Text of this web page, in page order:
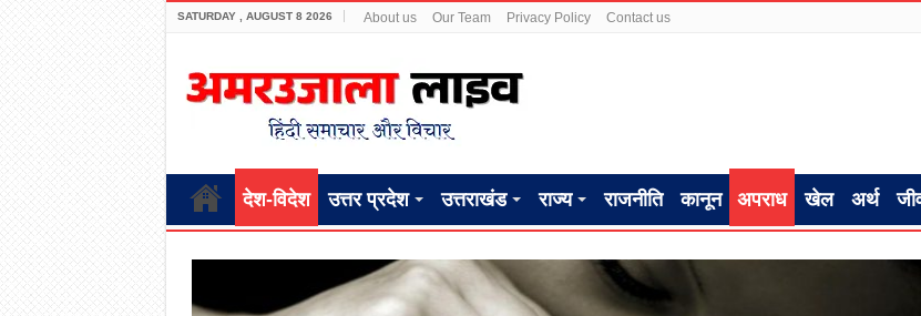
SATURDAY , AUGUST 8 2026 About us Our Team Privacy Policy Contact us
देश-विदेश उत्तर प्रदेश उत्तराखंड राज्य राजनीति कानून अपराध खेल अर्थ